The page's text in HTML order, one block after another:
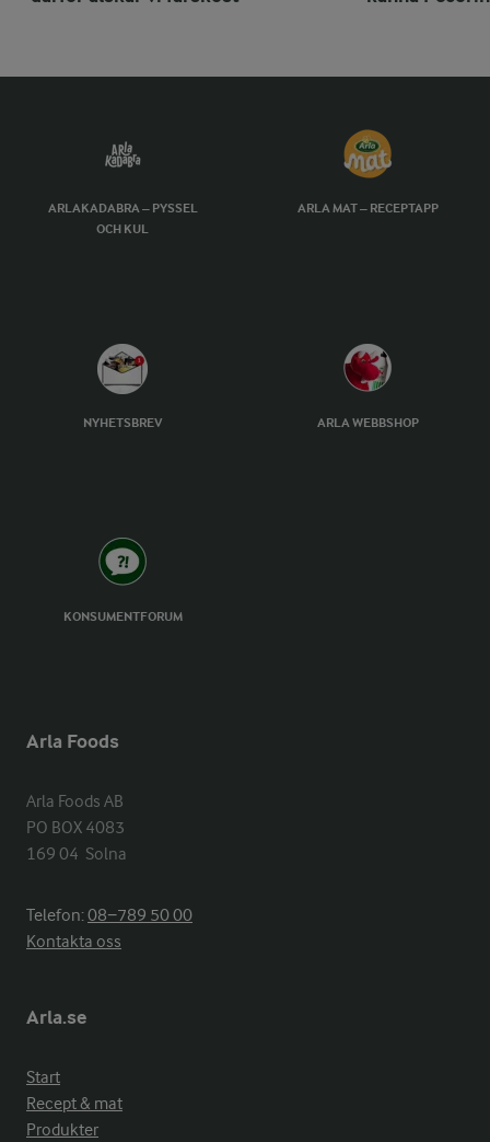
ARLAKADABRA – PYSSEL
OCH KUL
ARLA MAT – RECEPTAPP
NYHETSBREV ARLA WEBBSHOP
KONSUMENTFORUM
Arla Foods
Arla Foods AB
PO BOX 4083
169 04  Solna
Telefon:08−789 50 00
Kontakta oss
Arla.se
Start
Recept & mat
Produkter